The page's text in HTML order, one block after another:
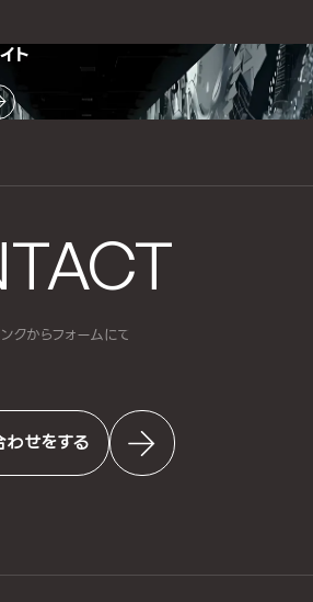
クからフォームにて
せをする
ト